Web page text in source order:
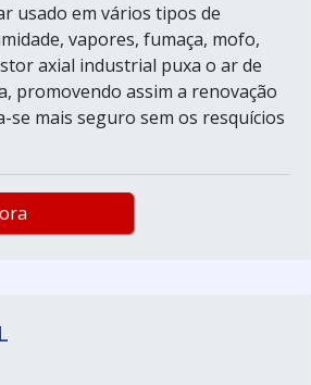
usado em vários tipos de
vapores, fumaça, mofo,
axial industrial puxa o ar de
promovendo assim a renovação
mais seguro sem os resquícios